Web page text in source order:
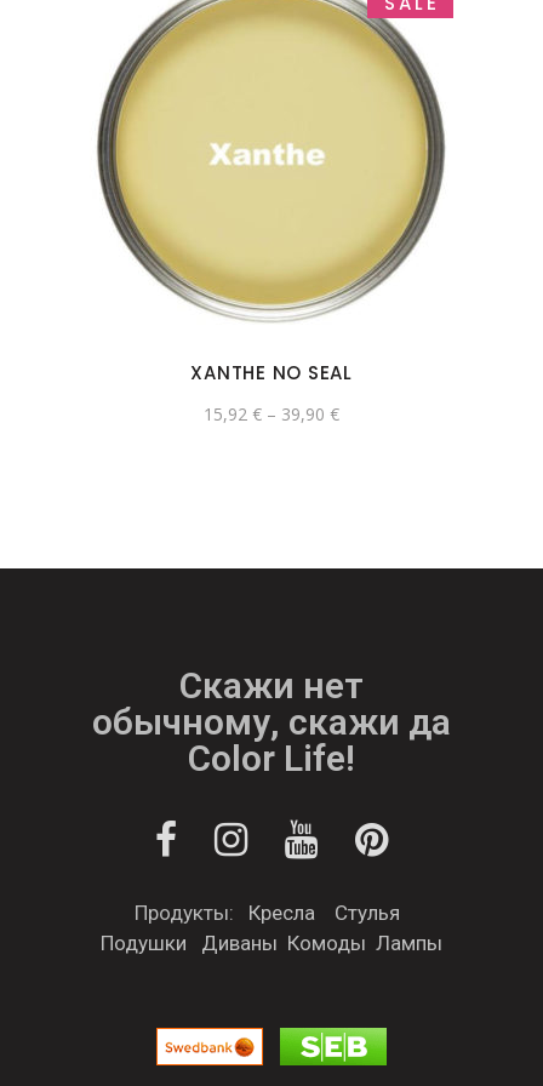
XANTHE NO SEAL
15,92 € – 39,90 €
Скажи нет
обычному, скажи да
Color Life!
Продукты: Кресла
Стулья
Подушки
Диваны Комоды Лампы